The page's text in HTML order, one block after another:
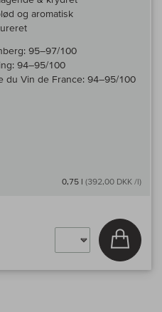
og aromatisk
95–97/100
94–95/100
du Vin de France: 94–95/100
0,75 l (392,00 DKK /l)
Læg i